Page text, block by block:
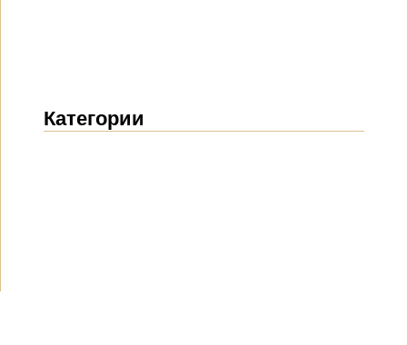
Категории